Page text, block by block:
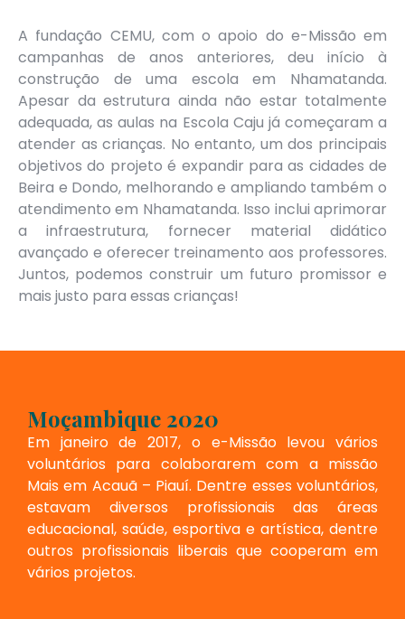
A fundação CEMU, com o apoio do e-Missão em
campanhas de anos anteriores, deu início à
construção de uma escola em Nhamatanda.
Apesar da estrutura ainda não estar totalmente
adequada, as aulas na Escola Caju já começaram a
atender as crianças. No entanto, um dos principais
objetivos do projeto é expandir para as cidades de
Beira e Dondo, melhorando e ampliando também o
atendimento em Nhamatanda. Isso inclui aprimorar
a infraestrutura, fornecer material didático
avançado e oferecer treinamento aos professores.
Juntos, podemos construir um futuro promissor e
mais justo para essas crianças!
Moçambique 2020
Em janeiro de 2017, o e-Missão levou vários
voluntários para colaborarem com a missão
Mais em Acauã – Piauí. Dentre esses voluntários,
estavam diversos profissionais das áreas
educacional, saúde, esportiva e artística, dentre
outros profissionais liberais que cooperam em
vários projetos.